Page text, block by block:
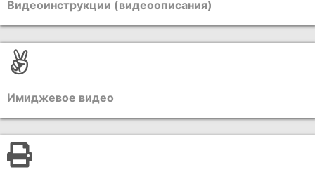
Видеоинструкции (видеоописания)
Имиджевое видео